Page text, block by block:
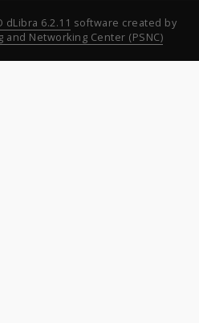
dLibra 6.2.11 software created by
Networking Center (PSNC)